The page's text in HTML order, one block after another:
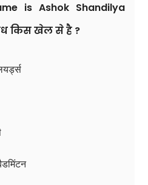
is Ashok Shandilya
किस खेल से है ?